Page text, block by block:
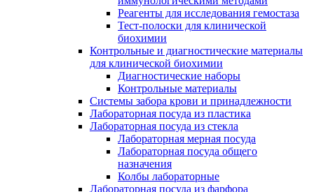
Реагенты для исследования гемостаза
Тест-полоски для клинической
биохимии
Контрольные и диагностические материалы
для клинической биохимии
Диагностические наборы
Контрольные материалы
Системы забора крови и принадлежности
Лабораторная посуда из пластика
Лабораторная посуда из стекла
Лабораторная мерная посуда
Лабораторная посуда общего
назначения
Колбы лабораторные
Лабораторная посуда из фарфора